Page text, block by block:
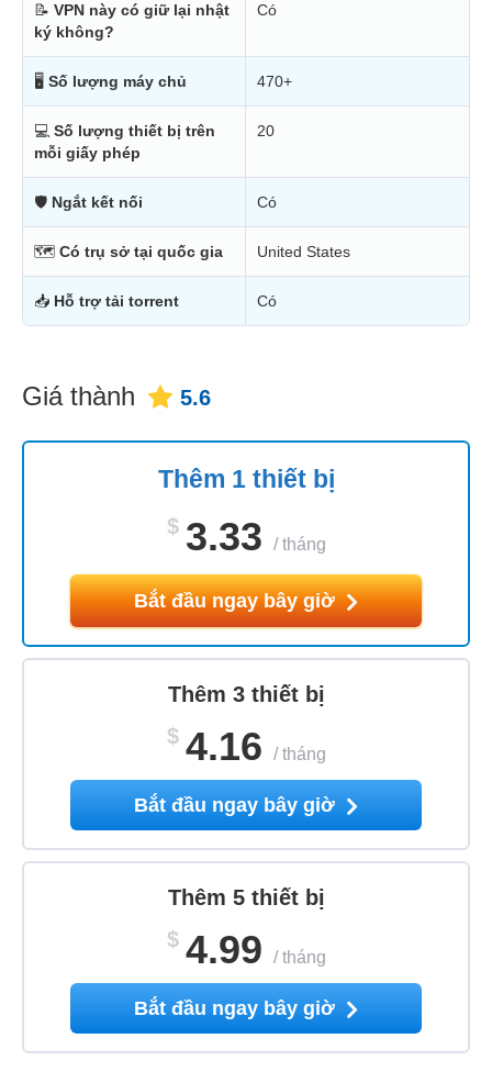
📝 VPN này có giữ lại nhật
ký không?
Có
🖥 Số lượng máy chủ 470+
💻 Số lượng thiết bị trên
mỗi giấy phép
20
🛡 Ngắt kết nối Có
🗺 Có trụ sở tại quốc gia United States
📥 Hỗ trợ tải torrent Có
Giá thành 5.6
Thêm 1 thiết bị
$ 3.33 /tháng
Bắt đầu ngay bây giờ
Thêm 3 thiết bị
$ 4.16 /tháng
Bắt đầu ngay bây giờ
Thêm 5 thiết bị
$ 4.99 /tháng
Bắt đầu ngay bây giờ